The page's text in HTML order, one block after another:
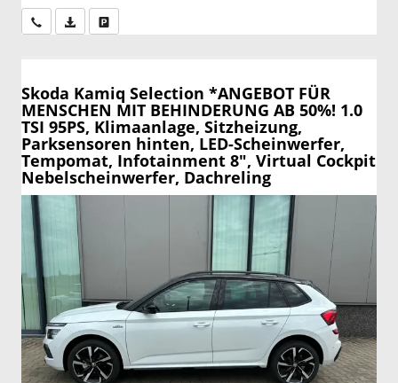
Wir rufen Sie anPDF-Datei, Fahrzeugexposé drucken
Skoda Kamiq Selection *ANGEBOT FÜR
MENSCHEN MIT BEHINDERUNG AB 50%! 1.0
TSI 95PS, Klimaanlage, Sitzheizung,
Parksensoren hinten, LED-Scheinwerfer,
Tempomat, Infotainment 8", Virtual Cockpit
Nebelscheinwerfer, Dachreling